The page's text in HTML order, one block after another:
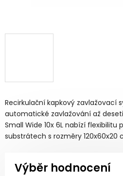
Recirkulační kapkový zavlažovací
automatické zavlažování až
Small Wide 10x 6L nabízí flexibilitu
substrátech s rozměry 120x60x20
Výběr hodnocení